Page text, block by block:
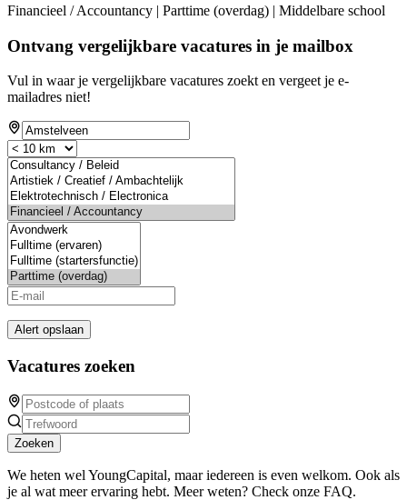
Financieel / Accountancy | Parttime (overdag) | Middelbare school
Ontvang vergelijkbare vacatures in je mailbox
Vul in waar je vergelijkbare vacatures zoekt en vergeet je e-
mailadres niet!
Alert opslaan
Vacatures zoeken
Zoeken
We heten wel YoungCapital, maar iedereen is even welkom. Ook als
je al wat meer ervaring hebt. Meer weten? Check onze FAQ.